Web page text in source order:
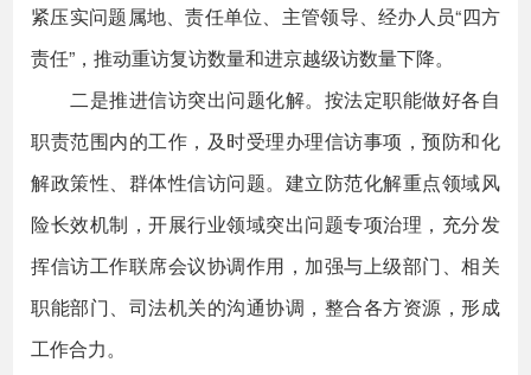
紧压实问题属地、责任单位、主管领导、经办人员“四方
责任”，推动重访复访数量和进京越级访数量下降。
二是推进信访突出问题化解。按法定职能做好各自
职责范围内的工作，及时受理办理信访事项，预防和化
解政策性、群体性信访问题。建立防范化解重点领域风
险长效机制，开展行业领域突出问题专项治理，充分发
挥信访工作联席会议协调作用，加强与上级部门、相关
职能部门、司法机关的沟通协调，整合各方资源，形成
工作合力。